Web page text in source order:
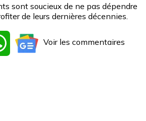
sont soucieux de ne pas dépendre
de leurs dernières décennies.
WhatsAppVoir les commentaires